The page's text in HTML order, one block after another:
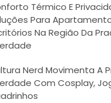
Térmico E
Para
Na Região Da
Nerd Movimenta A
Com Cosplay,